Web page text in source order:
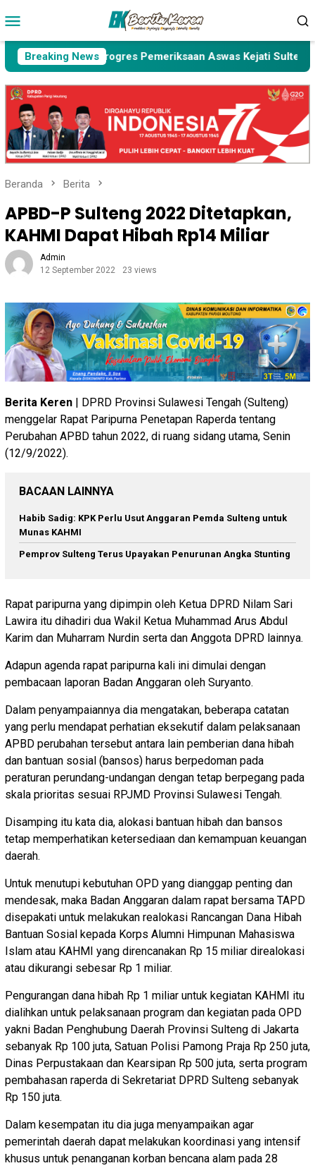
ke
Mobile
Breaking News
Apa Kabar Progres Pemeriksaan Aswas Kejati Sulteng
Beranda Berita
APBD-P Sulteng 2022 Ditetapkan,
KAHMI Dapat Hibah Rp14 Miliar
Admin
12 September 2022
23 views
Berita Keren | DPRD Provinsi Sulawesi Tengah (Sulteng)
menggelar Rapat Paripurna Penetapan Raperda tentang
Perubahan APBD tahun 2022, di ruang sidang utama, Senin
(12/9/2022).
BACAAN LAINNYA
Habib Sadig: KPK Perlu Usut Anggaran Pemda Sulteng untuk
Munas KAHMI
Pemprov Sulteng Terus Upayakan Penurunan Angka Stunting
Rapat paripurna yang dipimpin oleh Ketua DPRD Nilam Sari
Lawira itu dihadiri dua Wakil Ketua Muhammad Arus Abdul
Karim dan Muharram Nurdin serta dan Anggota DPRD lainnya.
Adapun agenda rapat paripurna kali ini dimulai dengan
pembacaan laporan Badan Anggaran oleh Suryanto.
Dalam penyampaiannya dia mengatakan, beberapa catatan
yang perlu mendapat perhatian eksekutif dalam pelaksanaan
APBD perubahan tersebut antara lain pemberian dana hibah
dan bantuan sosial (bansos) harus berpedoman pada
peraturan perundang-undangan dengan tetap berpegang pada
skala prioritas sesuai RPJMD Provinsi Sulawesi Tengah.
Disamping itu kata dia, alokasi bantuan hibah dan bansos
tetap memperhatikan ketersediaan dan kemampuan keuangan
daerah.
Untuk menutupi kebutuhan OPD yang dianggap penting dan
mendesak, maka Badan Anggaran dalam rapat bersama TAPD
disepakati untuk melakukan realokasi Rancangan Dana Hibah
Bantuan Sosial kepada Korps Alumni Himpunan Mahasiswa
Islam atau KAHMI yang direncanakan Rp 15 miliar direalokasi
atau dikurangi sebesar Rp 1 miliar.
Pengurangan dana hibah Rp 1 miliar untuk kegiatan KAHMI itu
dialihkan untuk pelaksanaan program dan kegiatan pada OPD
yakni Badan Penghubung Daerah Provinsi Sulteng di Jakarta
sebanyak Rp 100 juta, Satuan Polisi Pamong Praja Rp 250 juta,
Dinas Perpustakaan dan Kearsipan Rp 500 juta, serta program
pembahasan raperda di Sekretariat DPRD Sulteng sebanyak
Rp 150 juta.
Dalam kesempatan itu dia juga menyampaikan agar
pemerintah daerah dapat melakukan koordinasi yang intensif
khusus untuk penanganan korban bencana alam pada 28